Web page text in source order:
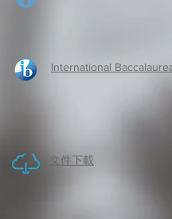
International
​文件下載